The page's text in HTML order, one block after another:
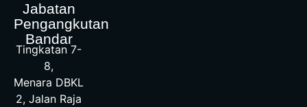
Jabatan
Pengangkutan
Bandar
Tingkatan 7-
8,
Menara DBKL
2, Jalan Raja